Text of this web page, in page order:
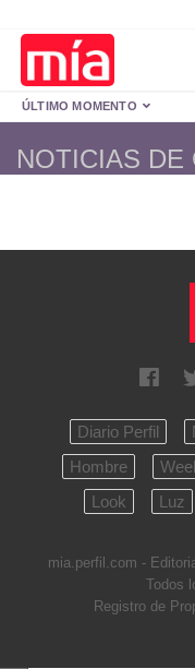
ÚLTIMO MOMENTO
NOTICIAS DE
Diario Perfil
Hombre
Look
Luz
mia.perfil.com -
Todos
Registro de